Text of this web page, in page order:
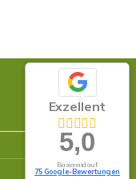
Exzellent
5,0
Basierend auf
75 Google-Bewertungen